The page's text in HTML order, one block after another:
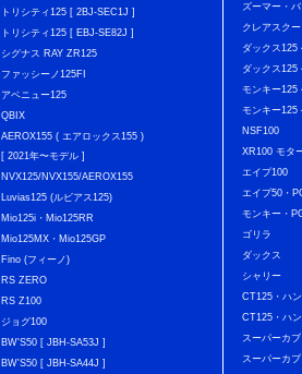
トリシティ125 [ 2BJ-SEC1J ]
トリシティ125 [ EBJ-SE82J ]
シグナス RAY ZR125
ファッシーノ125FI
アベニュー125
QBIX
AEROX155 ( エアロックス155 )
[ 2021年〜モデル ]
NVX125/NVX155/AEROX155
Luvias125 (ルビアス125)
Mio125i・Mio125RR
Mio125MX・Mio125GP
Fino (フィーノ)
RS ZERO
RS Z100
ジョグ100
BW'S50 [ JBH-SA53J ]
BW'S50 [ JBH-SA44J ]
ズーマー・
クレアスク
ダックス
ダックス
モンキー
モンキー125
NSF100
XR100 モタ
エイプ100
エイプ50・
モンキー・
ゴリラ
ダックス
シャリー
CT125・ハ
CT125・ハ
スーパーカ
スーパーカ